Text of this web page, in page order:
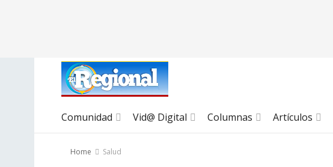
Comunidad Vid@ Digital Columnas Artículos
Home Salud